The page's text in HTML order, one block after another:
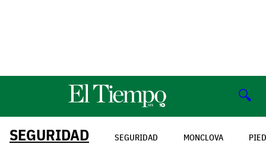
🔍
SEGURIDAD SEGURIDAD MONCLOVA